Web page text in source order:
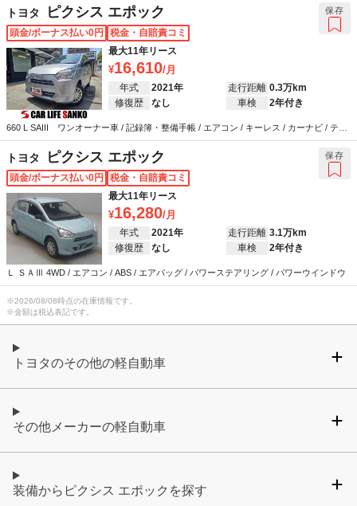
トヨタ ピクシス エポック
頭金/ボーナス払い0円
税金・自賠責コミ
最大11年リース
16,610
年式 2021年 走行距離 0.3万km
修復歴
なし 車検 2年付き
660 L SAIII ワンオーナー車 / 記録簿・整備手帳 / エアコン / キーレス / カーナビ / テレ
ビ / ABS / エアバッグ / パワーステアリング / パワーウインドウ
保存
トヨタ ピクシス エポック
頭金/ボーナス払い0円
税金・自賠責コミ
最大11年リース
16,280
年式 2021年 走行距離 3.1万km
修復歴
なし 車検 2年付き
Ｌ ＳＡⅢ 4WD / エアコン / ABS / エアバッグ / パワーステアリング / パワーウインドウ
保存
※2026/08/08時点の在庫情報です。
※金額は税込表記です。
トヨタのその他の軽自動車
その他メーカーの軽自動車
装備からピクシス エポックを探す